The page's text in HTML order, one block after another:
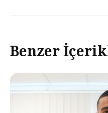
Benzer